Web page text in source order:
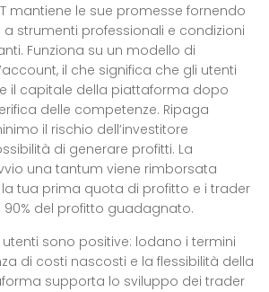
mantiene le sue promesse fornendo
a strumenti professionali e condizioni
Funziona su un modello di
il che significa che gli utenti
il capitale della piattaforma dopo
delle competenze. Ripaga
il rischio dell’investitore
di generare profitti. La
una tantum viene rimborsata
tua prima quota di profitto e i trader
del profitto guadagnato.
utenti sono positive: lodano i termini
di costi nascosti e la flessibilità della
supporta lo sviluppo dei trader